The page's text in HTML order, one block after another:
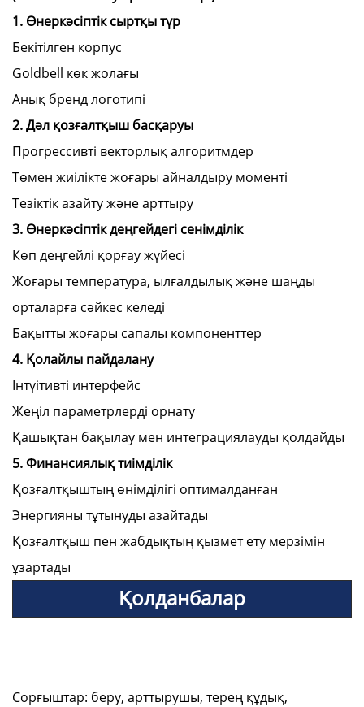
1. Өнеркәсіптік сыртқы түр
Бекітілген корпус
Goldbell көк жолағы
Анық бренд логотипі
2. Дәл қозғалтқыш басқаруы
Прогрессивті векторлық алгоритмдер
Төмен жиілікте жоғары айналдыру моменті
Тезіктік азайту және арттыру
3. Өнеркәсіптік деңгейдегі сенімділік
Көп деңгейлі қорғау жүйесі
Жоғары температура, ылғалдылық және шаңды
орталарға сәйкес келеді
Бақытты жоғары сапалы компоненттер
4. Қолайлы пайдалану
Інтүітивті интерфейс
Жеңіл параметрлерді орнату
Қашықтан бақылау мен интеграциялауды қолдайды
5. Финансиялық тиімділік
Қозғалтқыштың өнімділігі оптималданған
Энергияны тұтынуды азайтады
Қозғалтқыш пен жабдықтың қызмет ету мерзімін
ұзартады
Қолданбалар
Сорғыштар: беру, арттырушы, терең құдық,